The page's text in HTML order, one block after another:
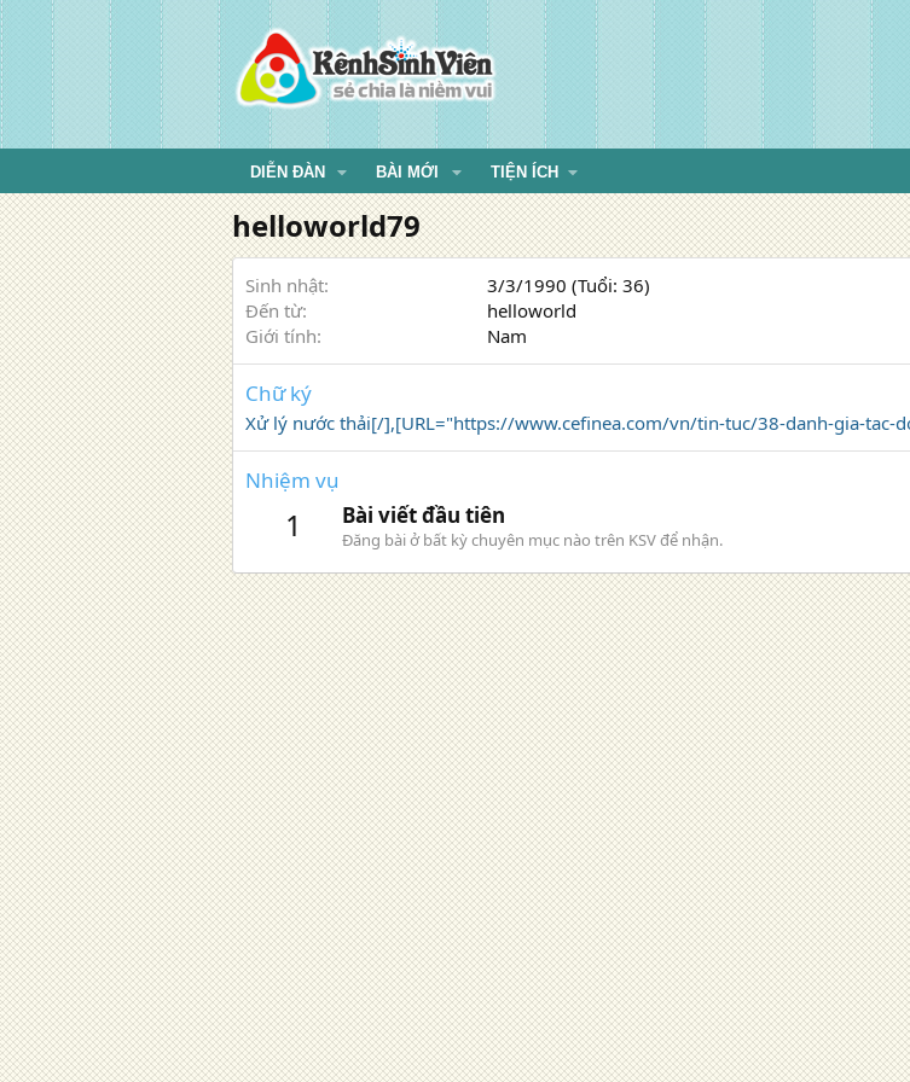
DIỄN ĐÀN BÀI MỚI TIỆN ÍCH
helloworld79
Sinh nhật
3/3/1990 (Tuổi: 36)
Đến từ
helloworld
Giới tính
Nam
Chữ ký
Xử lý nước thải[/],[URL="https://www.cefinea.com/vn/tin-tuc/38-danh-gia-
Nhiệm vụ
1 Bài viết đầu tiên
Đăng bài ở bất kỳ chuyên mục nào trên KSV để nhận.